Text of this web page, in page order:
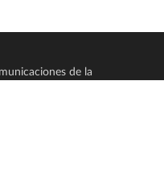
de la